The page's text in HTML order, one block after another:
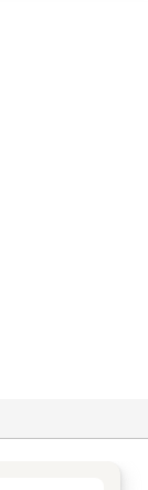
飢卻不飽，慢性
能再失去什麼
不記得哪一天，
，而我們迎來國
林，唯獨小姑姑
遊仙。神仙不問
，細看一地芝麻
那關於邦迪亞家
最後一個子孫
小龍的。老家大